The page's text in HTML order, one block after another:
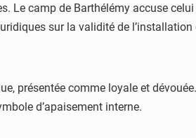
Le camp de Barthélémy accuse
sur la validité de
présentée comme loyale et
d’apaisement interne.